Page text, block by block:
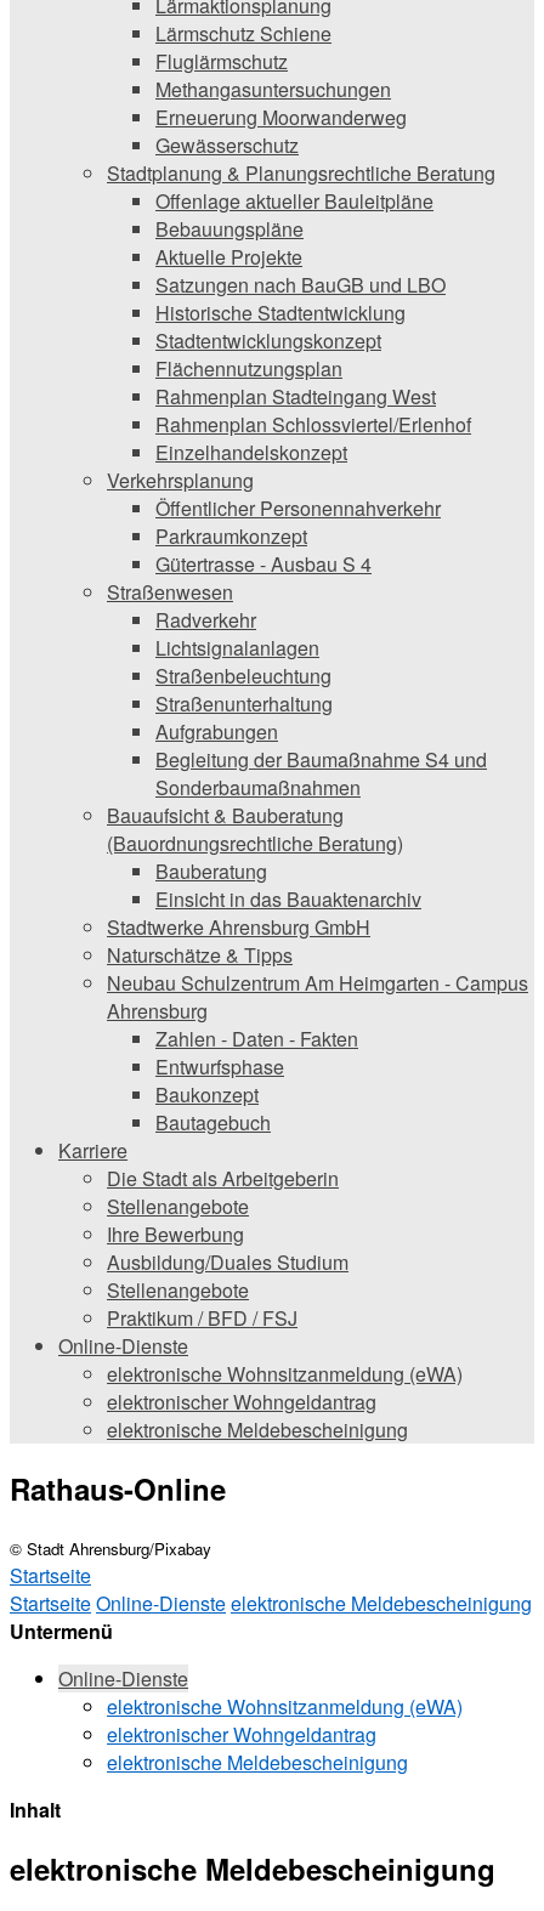
Lärmschutz Schiene
Fluglärmschutz
Methangasuntersuchungen
Erneuerung Moorwanderweg
Gewässerschutz
Stadtplanung & Planungsrechtliche Beratung
Offenlage aktueller Bauleitpläne
Bebauungspläne
Aktuelle Projekte
Satzungen ­nach BauGB und LBO
Historische Stadtentwicklung
Stadtentwicklungskonzept
Flächennutzungsplan
Rahmenplan Stadteingang West
Rahmenplan Schlossviertel/Erlenhof
Einzelhandelskonzept
Verkehrsplanung
Öffentlicher Personennahverkehr
Parkraumkonzept
Gütertrasse - Ausbau S 4
Straßenwesen
Radverkehr
Lichtsignalanlagen
Straßenbeleuchtung
Straßenunterhaltung
Aufgrabungen
Begleitung der Baumaßnahme S4 und
Sonderbaumaßnahmen
Bauaufsicht & ­Bauberatung
(Bauordnungsrechtliche Beratung)
Bauberatung
Einsicht in das Bauaktenarchiv
Stadtwerke ­Ahrensburg GmbH
Naturschätze & Tipps
Neubau Schulzentrum Am Heimgarten - Campus
Ahrensburg
Zahlen - Daten - Fakten
Entwurfsphase
Baukonzept
Bautagebuch
Karriere
Die Stadt als Arbeitgeberin
Stellenangebote
Ihre Bewerbung
Ausbildung/Duales Studium
Stellenangebote
Praktikum / BFD / FSJ
Online-Dienste
elektronische Wohnsitzanmeldung (eWA)
elektronischer Wohngeldantrag
elektronische Meldebescheinigung
Rathaus-Online
© Stadt Ahrensburg/Pixabay
Startseite
StartseiteOnline-Diensteelektronische Meldebescheinigung
Untermenü
Online-Dienste
elektronische Wohnsitzanmeldung (eWA)
elektronischer Wohngeldantrag
elektronische Meldebescheinigung
Inhalt
elektronische Meldebescheinigung